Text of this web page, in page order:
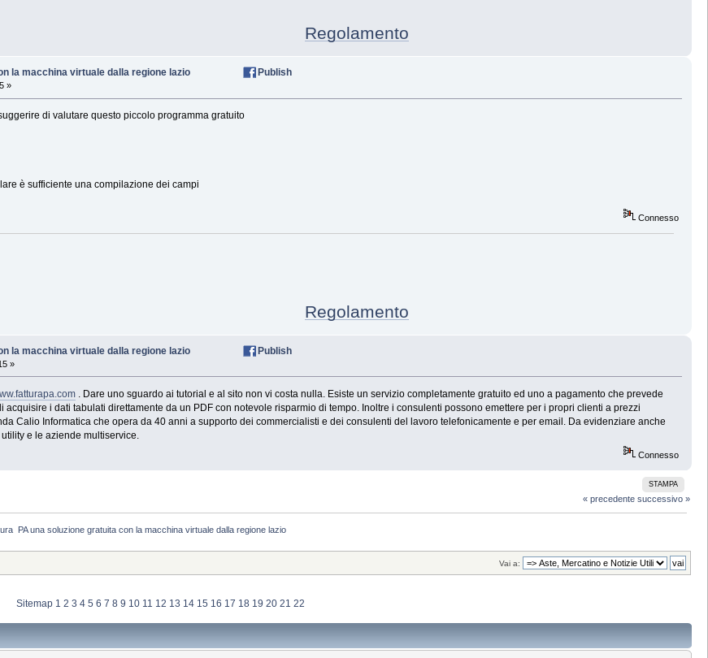
Regolamento
la macchina virtuale dalla regione lazio
»
Publish
di valutare questo piccolo programma gratuito
è sufficiente una compilazione dei campi
Connesso
Regolamento
la macchina virtuale dalla regione lazio
»
Publish
. Dare uno sguardo ai tutorial e al sito non vi costa nulla. Esiste un servizio completamente gratuito ed uno a pagamento che prevede
i dati tabulati direttamente da un PDF con notevole risparmio di tempo. Inoltre i consulenti possono emettere per i propri clienti a prezzi
Calio Informatica che opera da 40 anni a supporto dei commercialisti e dei consulenti del lavoro telefonicamente e per email. Da evidenziare anche
e le aziende multiservice.
Connesso
STAMPA
« precedente successivo »
PA una soluzione gratuita con la macchina virtuale dalla regione lazio
Vai a:
Sitemap 1 2 3 4 5 6 7 8 9 10 11 12 13 14 15 16 17 18 19 20 21 22